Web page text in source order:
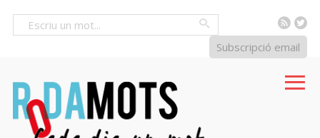
RSS
Subscripció email